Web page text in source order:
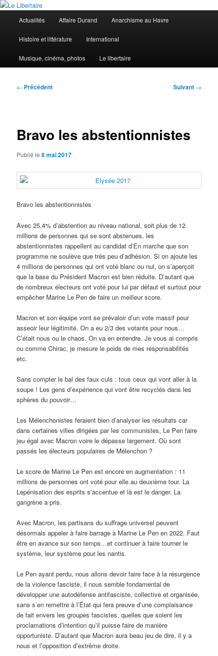
Aller
contenu
principalLe Libertaire
principal
Actualités Affaire Durand Anarchisme au Havre
Histoire et littérature International
Musique, cinéma, photos Le libertaire
Navigation
← Précédent Suivant →
Bravo les abstentionnistes
Publié le8 mai 2017
Bravo les abstentionnistes
Avec 25,4% d’abstention au niveau national, soit plus de 12
millions de personnes qui se sont abstenues, les
abstentionnistes rappellent au candidat d’En marche que son
programme ne soulève que très peu d’adhésion. Si on ajoute les
4 millions de personnes qui ont voté blanc ou nul, on s’aperçoit
que la base du Président Macron est bien réduite. D’autant que
de nombreux électeurs ont voté pour lui par défaut et surtout pour
empêcher Marine Le Pen de faire un meilleur score.
Macron et son équipe vont se prévaloir d’un vote massif pour
asseoir leur légitimité. On a eu 2/3 des votants pour nous…
C’était nous ou le chaos. On va en entendre. Je vous ai compris
ou comme Chirac, je mesure le poids de mes responsabilités
etc.
Sans compter le bal des faux-culs : tous ceux qui vont aller à la
soupe ! Les gens d’expérience qui vont être recyclés dans les
sphères du pouvoir…
Les Mélenchonistes feraient bien d’analyser les résultats car
dans certaines villes dirigées par les communistes, Le Pen faire
jeu égal avec Macron voire le dépasse largement. Où sont
passés les électeurs populaires de Mélenchon ?
Le score de Marine Le Pen est encore en augmentation : 11
millions de personnes ont voté pour elle au deuxième tour. La
Lepénisation des esprits s’accentue et là est le danger. La
gangrène a pris.
Avec Macron, les partisans du suffrage universel peuvent
désormais appeler à faire barrage à Marine Le Pen en 2022. Faut
être en avance sur son temps…et continuer à faire tourner le
système, leur système pour les nantis.
Le Pen ayant perdu, nous allons devoir faire face à la résurgence
de la violence fasciste, il nous semble fondamental de
développer une autodéfense antifasciste, collective et organisée,
sans s’en remettre à l’État qui fera preuve d’une complaisance
de fait envers les groupes fascistes, quelles que soient les
proclamations d’intention qu’il puisse faire de manière
opportuniste. D’autant que Macron aura beau jeu de dire, il y a
nous et l’opposition d’extrême droite.